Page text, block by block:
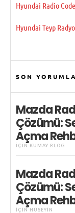
Hyundai Radio
Hyundai Teyp
SON
Mazda
Çözümü:
Açma
IÇIN KUMAY BLOG
Mazda
Çözümü:
Açma
IÇIN HÜSEYIN